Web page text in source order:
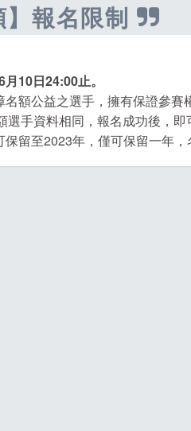
】報名限制
月10日24:00止。
額公益之選手，擁有保證參
手資料相同，報名成功後，即
留至2023年，僅可保留一年，